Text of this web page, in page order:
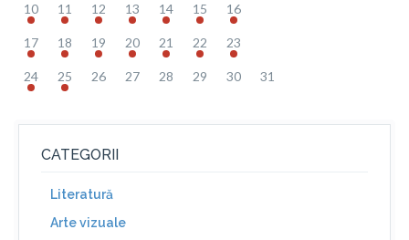
10 11 12 13 14 15 16
17 18 19 20 21 22 23
24 25 26 27 28 29 30 31
CATEGORII
Literatură
Arte vizuale